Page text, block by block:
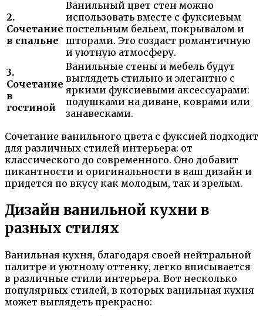
2.
Сочетание
в спальне
Ванильный цвет стен можно
использовать вместе с фуксиевым
постельным бельем, покрывалом и
шторами. Это создаст романтичную
и уютную атмосферу.
3.
Сочетание
в
гостиной
Ванильные стены и мебель будут
выглядеть стильно и элегантно с
яркими фуксиевыми аксессуарами:
подушками на диване, коврами или
занавесками.
Сочетание ванильного цвета с фуксией подходит
для различных стилей интерьера: от
классического до современного. Оно добавит
пикантности и оригинальности в ваш дизайн и
придется по вкусу как молодым, так и зрелым.
Дизайн ванильной кухни в
разных стилях
Ванильная кухня, благодаря своей нейтральной
палитре и уютному оттенку, легко вписывается
в различные стили интерьера. Вот несколько
популярных стилей, в которых ванильная кухня
может выглядеть прекрасно: